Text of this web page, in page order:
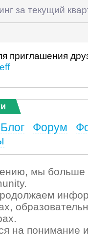
за текущий
приглашения
Блог Форум
мы больше
на понимание